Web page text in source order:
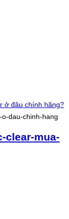
ở đâu chính hãng?
dau-chinh-hang
clear-mua-